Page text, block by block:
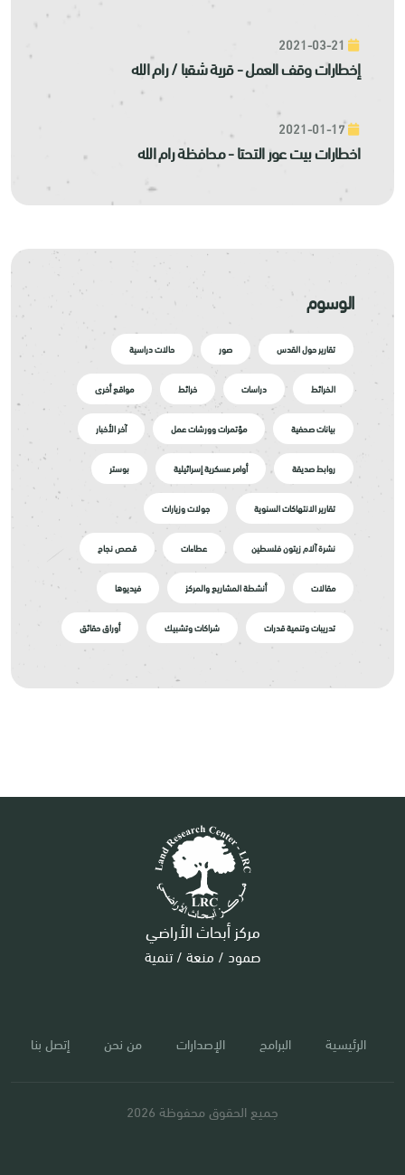
إخطارات وقف العمل - قرية شقبا / رام الله
2021-01-17
اخطارات بيت عور التحتا - محافظة رام الله
الوسوم
تقارير حول القدس صور حالات دراسية
الخرائط دراسات خرائط مواقع أخرى
بيانات صحفية مؤتمرات وورشات عمل آخر الأخبار
روابط صديقة أوامر عسكرية إسرائيلية بوستر
تقارير الانتهاكات السنوية جولات وزيارات
نشرة آلام زيتون فلسطين عطاءات قصص نجاح
مقالات أنشطة المشاريع والمركز فيديوها
تدريبات وتنمية قدرات شراكات وتشبيك أوراق حقائق
مركز أبحاث الأراضي
صمود / منعة / تنمية
الرئيسية البرامج الإصدارات من نحن إتصل بنا
جميع الحقوق محفوظة 2026